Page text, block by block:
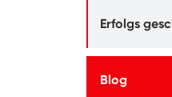
Erfolgs
Blog